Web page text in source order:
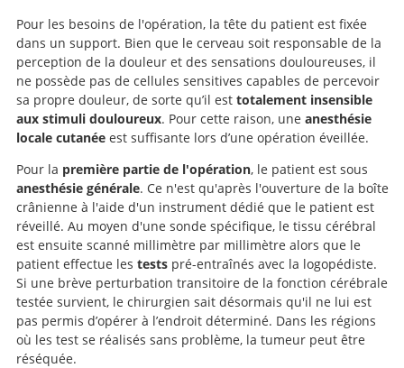
Pour les besoins de l'opération, la tête du patient est fixée
dans un support. Bien que le cerveau soit responsable de la
perception de la douleur et des sensations douloureuses, il
ne possède pas de cellules sensitives capables de percevoir
sa propre douleur, de sorte qu’il est totalement insensible
aux stimuli douloureux. Pour cette raison, une anesthésie
locale cutanéeest suffisante lors d’une opération éveillée.
Pour la première partie de l'opération, le patient est sous
anesthésie générale. Ce n'est qu'après l'ouverture de la boîte
crânienne à l'aide d'un instrument dédié que le patient est
réveillé. Au moyen d'une sonde spécifique, le tissu cérébral
est ensuite scanné millimètre par millimètre alors que le
patient effectue les tests pré-entraînés avec la logopédiste.
Si une brève perturbation transitoire de la fonction cérébrale
testée survient, le chirurgien sait désormais qu'il ne lui est
pas permis d’opérer à l’endroit déterminé. Dans les régions
où les test se réalisés sans problème, la tumeur peut être
réséquée.